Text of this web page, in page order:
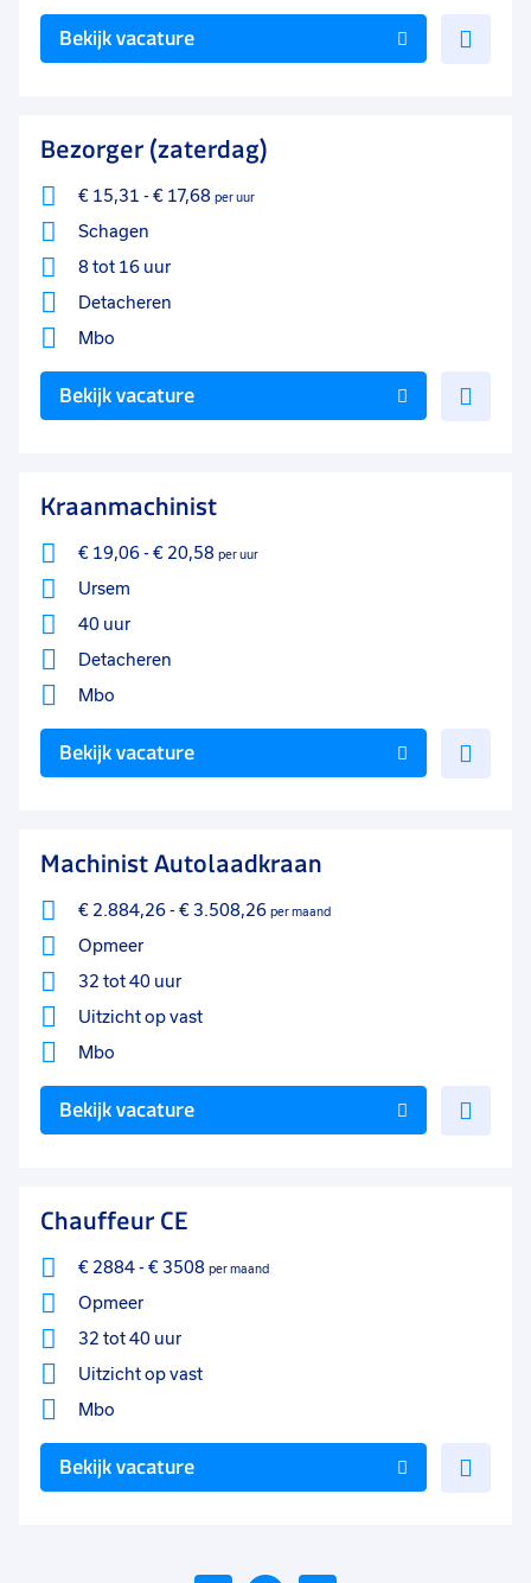
Bekijk vacature
Bezorger (zaterdag)
€ 15,31 - € 17,68 per uur
Schagen
8 tot 16 uur
Detacheren
Mbo
Bekijk vacature
Kraanmachinist
€ 19,06- € 20,58 per uur
Ursem
40 uur
Detacheren
Mbo
Bekijk vacature
Machinist Autolaadkraan
€ 2.884,26- € 3.508,26 per maand
Opmeer
32 tot 40 uur
Uitzicht op vast
Mbo
Bekijk vacature
Chauffeur CE
€ 2884- € 3508 per maand
Opmeer
32 tot 40 uur
Uitzicht op vast
Mbo
Bekijk vacature